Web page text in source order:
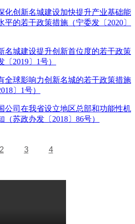
化创新名城建设加快提升产业基础能
平的若干政策措施（宁委发〔2020〕
名城建设提升创新首位度的若干政策
2019〕1号）
全球影响力创新名城的若干政策措施
〕1号）
公司在我省设立地区总部和功能性机
（苏政办发〔2018〕86号）
2 3 4